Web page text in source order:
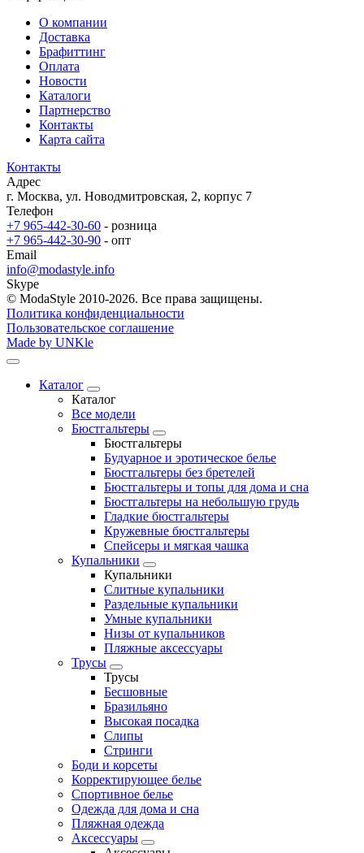
О компании
Доставка
Брафиттинг
Оплата
Новости
Каталоги
Партнерство
Контакты
Карта сайта
Контакты
Адрес
г. Москва, ул. Новодмитровская, 2, корпус 7
Телефон
+7 965-442-30-60 - розница
+7 965-442-30-90 - опт
Email
info@modastyle.info
Skype
© ModaStyle 2010-2026. Все права защищены.
Политика конфиденциальности
Пользовательское соглашение
Made by UNKle
Каталог
Каталог
Все модели
Бюстгальтеры
Бюстгальтеры
Будуарное и эротическое белье
Бюстгальтеры без бретелей
Бюстгальтеры и топы для дома и сна
Бюстгальтеры на небольшую грудь
Гладкие бюстгальтеры
Кружевные бюстгальтеры
Спейсеры и мягкая чашка
Купальники
Купальники
Слитные купальники
Раздельные купальники
Умные купальники
Низы от купальников
Пляжные аксессуары
Трусы
Трусы
Бесшовные
Бразильяно
Высокая посадка
Слипы
Стринги
Боди и корсеты
Корректирующее белье
Спортивное белье
Одежда для дома и сна
Пляжная одежда
Аксессуары